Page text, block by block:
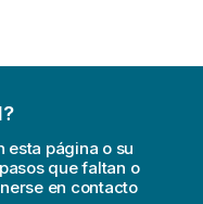
esta página o su
que faltan o
en contacto